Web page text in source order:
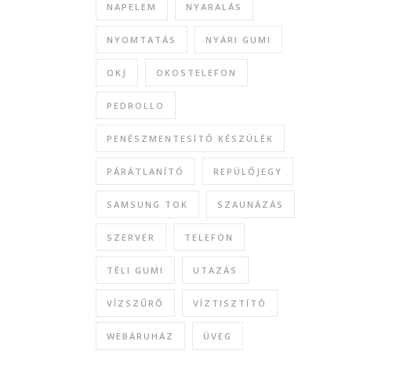
NAPELEM NYARALÁS
NYOMTATÁS NYÁRI GUMI
OKJ OKOSTELEFON
PEDROLLO
PENÉSZMENTESÍTŐ KÉSZÜLÉK
PÁRÁTLANÍTÓ REPÜLŐJEGY
SAMSUNG TOK SZAUNÁZÁS
SZERVER TELEFON
TÉLI GUMI UTAZÁS
VÍZSZŰRŐ VÍZTISZTÍTÓ
WEBÁRUHÁZ ÜVEG